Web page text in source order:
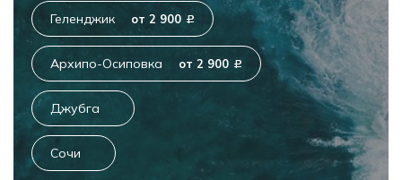
Геленджик от 2 900 c
Архипо-Осиповка от 2 900 c
Джубга
Сочи